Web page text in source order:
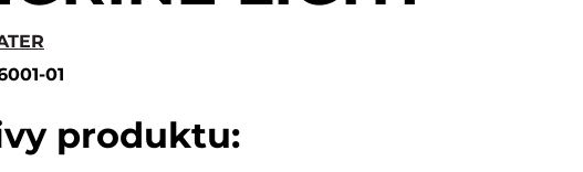
01
produktu: